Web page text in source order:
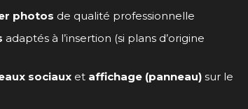
photos de qualité professionnelle
adaptés à l’insertion (si plans d’origine
sociaux et affichage (panneau) sur le